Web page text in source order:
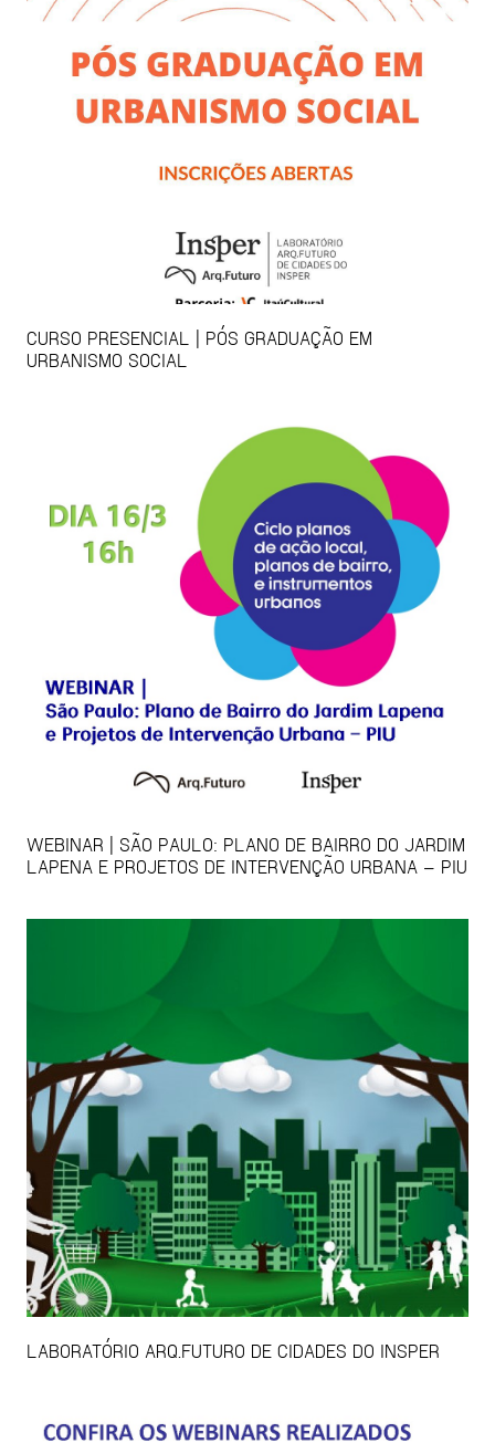
CURSO PRESENCIAL | PÓS GRADUAÇÃO EM
URBANISMO SOCIAL
WEBINAR | SÃO PAULO: PLANO DE BAIRRO DO JARDIM
LAPENA E PROJETOS DE INTERVENÇÃO URBANA – PIU
LABORATÓRIO ARQ.FUTURO DE CIDADES DO INSPER